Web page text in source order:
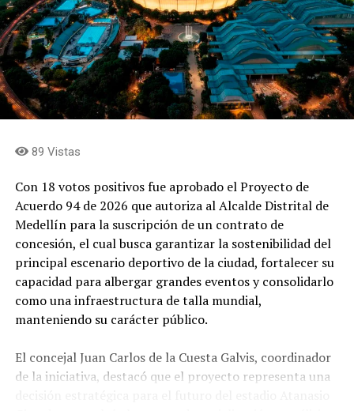
89 Vistas
Con 18 votos positivos fue aprobado el Proyecto de
Acuerdo 94 de 2026 que autoriza al Alcalde Distrital de
Medellín para la suscripción de un contrato de
concesión, el cual busca garantizar la sostenibilidad del
principal escenario deportivo de la ciudad, fortalecer su
capacidad para albergar grandes eventos y consolidarlo
como una infraestructura de talla mundial,
manteniendo su carácter público.
El concejal Juan Carlos de la Cuesta Galvis, coordinador
de la iniciativa, destacó que el proyecto representa una